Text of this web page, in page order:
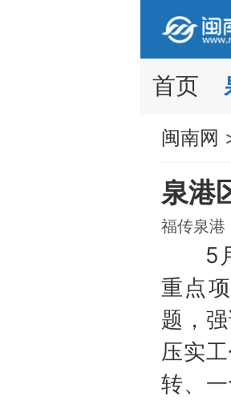
首页
闽南网
泉港
福传泉
5月
重点
题，
压实
转、